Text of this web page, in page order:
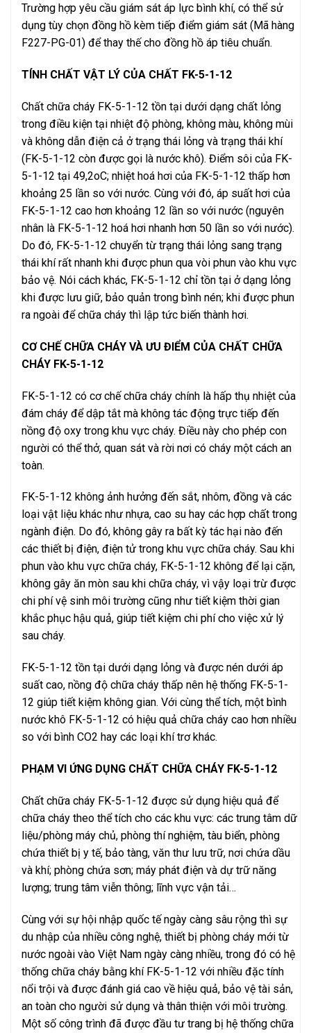
Trường hợp yêu cầu giám sát áp lực bình khí, có thể sử
dụng tùy chọn đồng hồ kèm tiếp điểm giám sát (Mã hàng
F227-PG-01) để thay thế cho đồng hồ áp tiêu chuẩn.
TÍNH CHẤT VẬT LÝ CỦA CHẤT FK-5-1-12
Chất chữa cháy FK-5-1-12 tồn tại dưới dạng chất lỏng
trong điều kiện tại nhiệt độ phòng, không màu, không mùi
và không dẫn điện cả ở trạng thái lỏng và trạng thái khí
(FK-5-1-12 còn được gọi là nước khô). Điểm sôi của FK-
5-1-12 tại 49,2oC; nhiệt hoá hơi của FK-5-1-12 thấp hơn
khoảng 25 lần so với nước. Cùng với đó, áp suất hơi của
FK-5-1-12 cao hơn khoảng 12 lần so với nước (nguyên
nhân là FK-5-1-12 hoá hơi nhanh hơn 50 lần so với nước).
Do đó, FK-5-1-12 chuyển từ trạng thái lỏng sang trạng
thái khí rất nhanh khi được phun qua vòi phun vào khu vực
bảo vệ. Nói cách khác, FK-5-1-12 chỉ tồn tại ở dạng lỏng
khi được lưu giữ, bảo quản trong bình nén; khi được phun
ra ngoài để chữa cháy thì lập tức biến thành hơi.
CƠ CHẾ CHỮA CHÁY VÀ ƯU ĐIỂM CỦA CHẤT CHỮA
CHÁY FK-5-1-12
FK-5-1-12 có cơ chế chữa cháy chính là hấp thụ nhiệt của
đám cháy để dập tắt mà không tác động trực tiếp đến
nồng độ oxy trong khu vực cháy. Điều này cho phép con
người có thể thở, quan sát và rời nơi có cháy một cách an
toàn.
FK-5-1-12 không ảnh hưởng đến sắt, nhôm, đồng và các
loại vật liệu khác như nhựa, cao su hay các hợp chất trong
ngành điện. Do đó, không gây ra bất kỳ tác hại nào đến
các thiết bị điện, điện tử trong khu vực chữa cháy. Sau khi
phun vào khu vực chữa cháy, FK-5-1-12 không để lại cặn,
không gây ăn mòn sau khi chữa cháy, vì vậy loại trừ được
chi phí vệ sinh môi trường cũng như tiết kiệm thời gian
khắc phục hậu quả, giúp tiết kiệm chi phí cho việc xử lý
sau cháy.
FK-5-1-12 tồn tại dưới dạng lỏng và được nén dưới áp
suất cao, nồng độ chữa cháy thấp nên hệ thống FK-5-1-
12 giúp tiết kiệm không gian. Với cùng thể tích, một bình
nước khô FK-5-1-12 có hiệu quả chữa cháy cao hơn nhiều
so với bình CO2 hay các loại khí trơ khác.
PHẠM VI ỨNG DỤNG CHẤT CHỮA CHÁY FK-5-1-12
Chất chữa cháy FK-5-1-12 được sử dụng hiệu quả để
chữa cháy theo thể tích cho các khu vực: các trung tâm dữ
liệu/phòng máy chủ, phòng thí nghiệm, tàu biển, phòng
chứa thiết bị y tế, bảo tàng, văn thư lưu trữ, nơi chứa dầu
và khí; phòng chứa sơn; máy phát điện và dự trữ năng
lượng; trung tâm viễn thông; lĩnh vực vận tải…
Cùng với sự hội nhập quốc tế ngày càng sâu rộng thì sự
du nhập của nhiều công nghệ, thiết bị phòng cháy mới từ
nước ngoài vào Việt Nam ngày càng nhiều, trong đó có hệ
thống chữa cháy bằng khí FK-5-1-12 với nhiều đặc tính
nổi trội và được đánh giá cao về hiệu quả, bảo vệ tài sản,
an toàn cho người sử dụng và thân thiện với môi trường.
Một số công trình đã được đầu tư trang bị hệ thống chữa